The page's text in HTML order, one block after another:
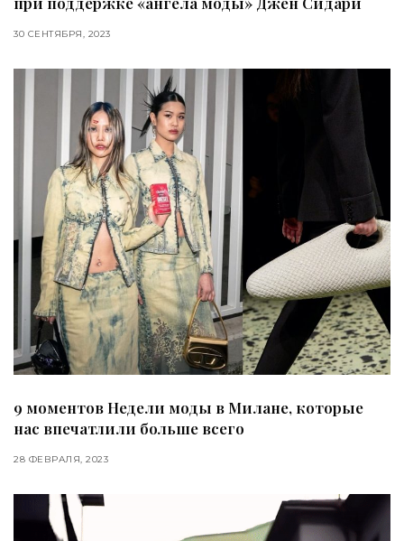
30 СЕНТЯБРЯ, 2023
9 моментов Недели моды в Милане, которые
нас впечатлили больше всего
28 ФЕВРАЛЯ, 2023